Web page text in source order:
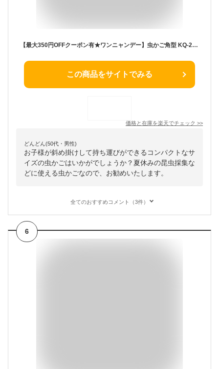
【最大350円OFFクーポン有★ワンニャンデー】虫かご角型 KQ-210 クリアブルー クリアグリーン 虫かご むしかご 虫籠 虫入れ カブトムシ クワガタ 昆虫採取 夏休み 自由研究 飼育観察 アイリスオーヤマ Pet館 ペット館 楽天
この商品をサイトでみる
価格と在庫を楽天でチェック >>
どんどん(50代・男性)
お子様が斜め掛けして持ち運びができるコンパクトなサ
イズの虫かごはいかがでしょうか？夏休みの昆虫採集な
どに使える虫かごなので、お勧めいたします。
全てのおすすめコメント（3件）
6